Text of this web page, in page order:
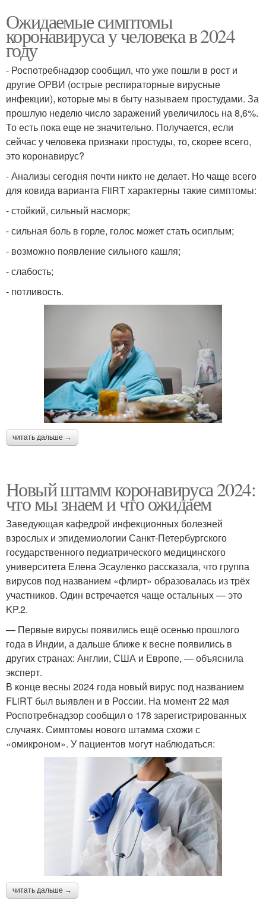
Ожидаемые симптомы
коронавируса у человека в 2024
году
- Роспотребнадзор сообщил, что уже пошли в рост и
другие ОРВИ (острые респираторные вирусные
инфекции), которые мы в быту называем простудами. За
прошлую неделю число заражений увеличилось на 8,6%.
То есть пока еще не значительно. Получается, если
сейчас у человека признаки простуды, то, скорее всего,
это коронавирус?
- Анализы сегодня почти никто не делает. Но чаще всего
для ковида варианта FliRT характерны такие симптомы:
- стойкий, сильный насморк;
- сильная боль в горле, голос может стать осиплым;
- возможно появление сильного кашля;
- слабость;
- потливость.
читать дальше →
Новый штамм коронавируса 2024:
что мы знаем и что ожидаем
Заведующая кафедрой инфекционных болезней
взрослых и эпидемиологии Санкт-Петербургского
государственного педиатрического медицинского
университета Елена Эсауленко рассказала, что группа
вирусов под названием «флирт» образовалась из трёх
участников. Один встречается чаще остальных — это
KP.2.
— Первые вирусы появились ещё осенью прошлого
года в Индии, а дальше ближе к весне появились в
других странах: Англии, США и Европе, — объяснила
эксперт.
В конце весны 2024 года новый вирус под названием
FLiRT был выявлен и в России. На момент 22 мая
Роспотребнадзор сообщил о 178 зарегистрированных
случаях. Симптомы нового штамма схожи с
«омикроном». У пациентов могут наблюдаться:
читать дальше →